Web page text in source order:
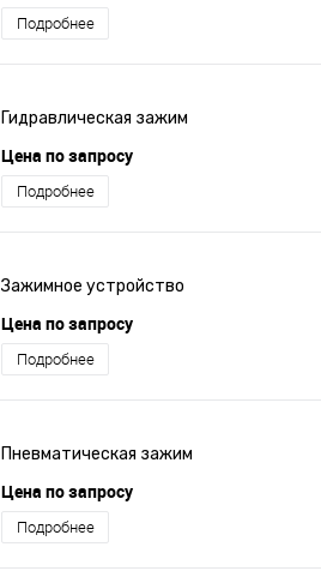
Подробнее
Гидравлическая зажим
Цена по запросу
Подробнее
Зажимное устройство
Цена по запросу
Подробнее
Пневматическая зажим
Цена по запросу
Подробнее